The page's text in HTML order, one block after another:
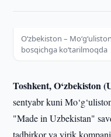
O‘zbekiston –
bosqichga ko‘tarilmoqda
Toshkent, O‘zbekiston
sentyabr kuni
"Made in Uzbekistan"
tadbirkor va yirik